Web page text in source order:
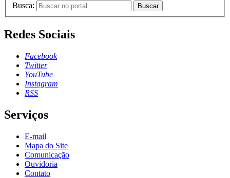
Busca: Buscar
Redes Sociais
Facebook
Twitter
YouTube
Instagram
RSS
Serviços
E-mail
Mapa do Site
Comunicação
Ouvidoria
Contato